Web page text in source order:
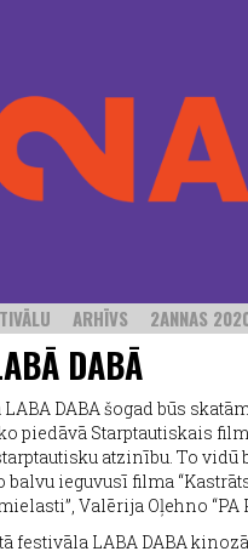
ARHĪVS 2ANNAS
DABĀ
DABA šogad būs
piedāvā Starptautiskais
atzinību. To vidū
ieguvusī filma
Valērija Oļehno “PA
festivāla LABA DABA